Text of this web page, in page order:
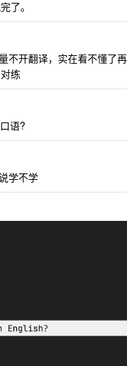
了。
不开翻译，实在看不懂了
练
语?
学不学